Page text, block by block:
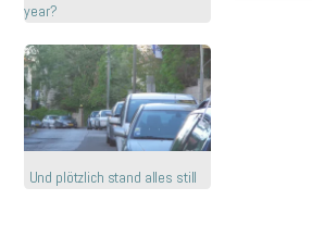
year?
Und plötzlich stand alles still